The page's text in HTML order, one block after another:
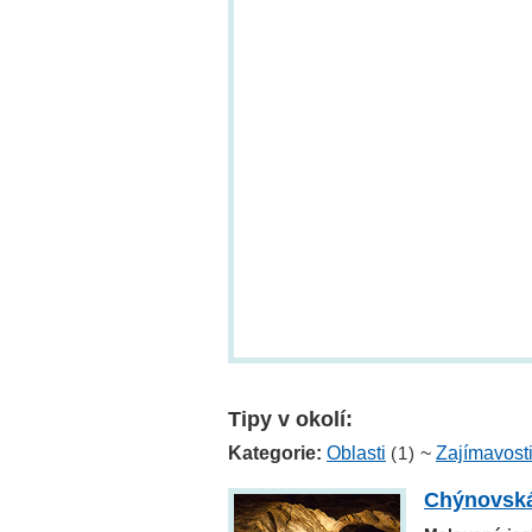
Tipy v okolí:
Kategorie: Oblasti (1) ~ Zajímavosti